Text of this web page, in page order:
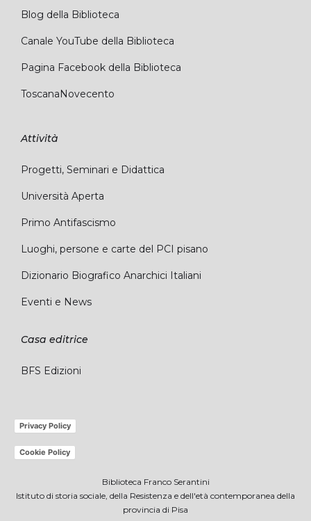
Blog della Biblioteca
Canale YouTube della Biblioteca
Pagina Facebook della Biblioteca
ToscanaNovecento
Attività
Progetti, Seminari e Didattica
Università Aperta
Primo Antifascismo
Luoghi, persone e carte del PCI pisano
Dizionario Biografico Anarchici Italiani
Eventi e News
Casa editrice
BFS Edizioni
Privacy Policy
Cookie Policy
Biblioteca Franco Serantini
Istituto di storia sociale, della Resistenza e dell'età contemporanea della
provincia di Pisa